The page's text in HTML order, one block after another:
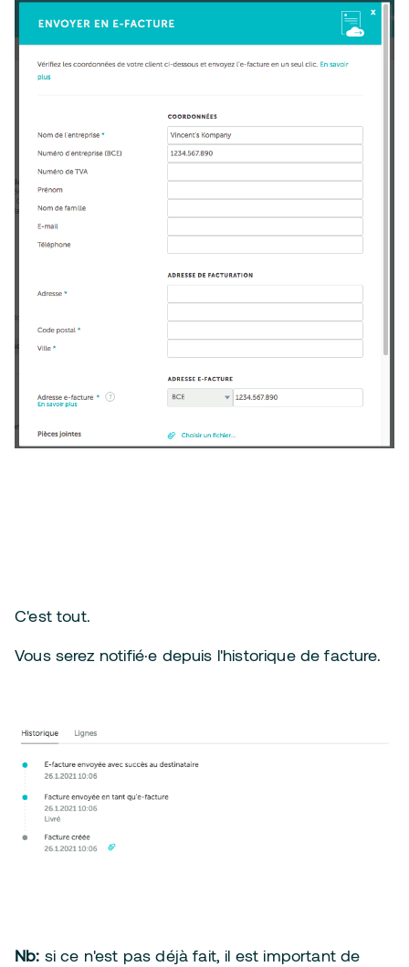
C'est tout.
Vous serez notifié·e depuis l'historique de facture.
Nb: si ce n'est pas déjà fait, il est important de